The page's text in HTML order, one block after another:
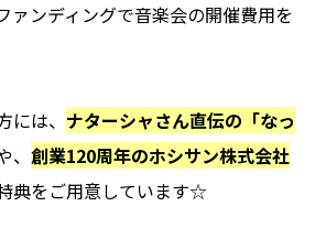
ァンディングで音楽会の開催費用を
には、 ナターシャさん直伝の「なっ
、 創業120周年のホシサン株式会社
典をご用意しています☆